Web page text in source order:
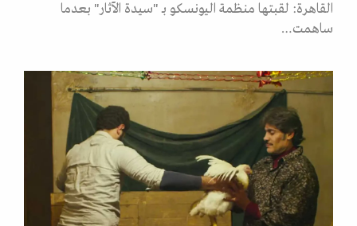
القاهرة: لقبتها منظمة اليونسكو بـ "سيدة الآثار" بعدما
ساهمت…